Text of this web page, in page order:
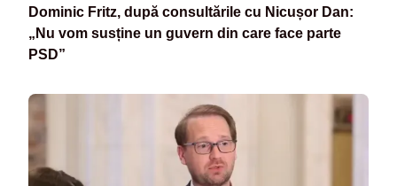
Dominic Fritz, după consultările cu Nicușor Dan:
„Nu vom susține un guvern din care face parte
PSD”